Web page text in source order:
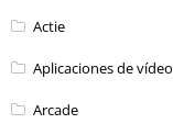
Actie
Aplicaciones de vídeo
Arcade